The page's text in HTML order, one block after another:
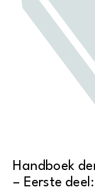
Handboek
– Eerste